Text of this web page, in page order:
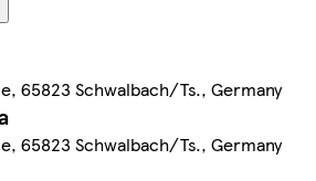
65823 Schwalbach/Ts., Germany
65823 Schwalbach/Ts., Germany